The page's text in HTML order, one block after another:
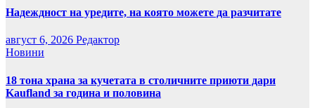
Надеждност на уредите, на която можете да разчитате
август 6, 2026 Редактор
Новини
18 тона храна за кучетата в столичните приюти дари
Kaufland за година и половина